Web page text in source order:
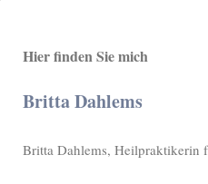
Hier finden Sie mich
Britta Dahlems
Britta Dahlems, Heilpraktikerin